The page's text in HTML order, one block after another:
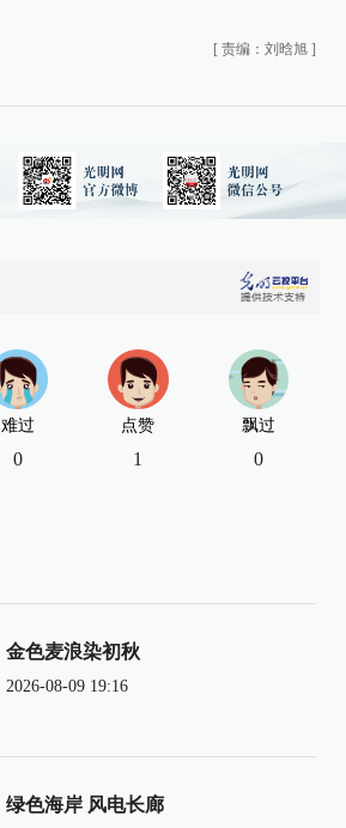
[ 责编：刘晗旭 ]
难过
0
点赞
1
飘过
0
金色麦浪染初秋
2026-08-09 19:16
绿色海岸 风电长廊